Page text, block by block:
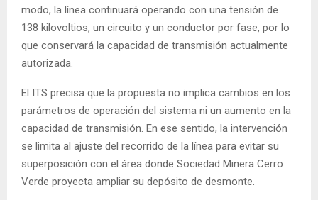
modo, la línea continuará operando con una tensión de
138 kilovoltios, un circuito y un conductor por fase, por lo
que conservará la capacidad de transmisión actualmente
autorizada.
El ITS precisa que la propuesta no implica cambios en los
parámetros de operación del sistema ni un aumento en la
capacidad de transmisión. En ese sentido, la intervención
se limita al ajuste del recorrido de la línea para evitar su
superposición con el área donde Sociedad Minera Cerro
Verde proyecta ampliar su depósito de desmonte.